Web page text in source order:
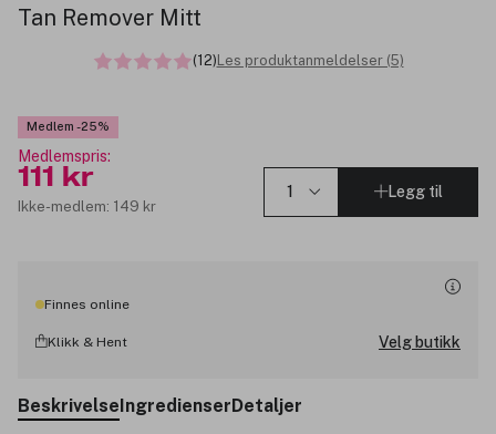
Tan Remover Mitt
(12) Les produktanmeldelser (5)
Medlem -25%
Medlemspris:
111 kr
Ikke-medlem: 149 kr
Legg til
Finnes online
Klikk & Hent Velg butikk
BeskrivelseIngredienserDetaljer